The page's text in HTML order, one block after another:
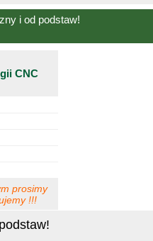
i od podstaw!
CNC
prosimy
!!!